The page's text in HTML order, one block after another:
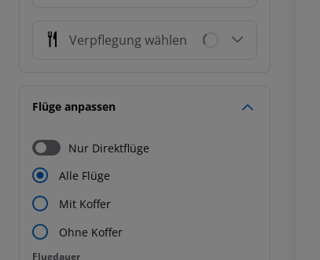
Verpflegung wählen
Flüge anpassen
Nur Direktflüge
Alle Flüge
Mit Koffer
Ohne Koffer
Flugdauer
Flugdauer